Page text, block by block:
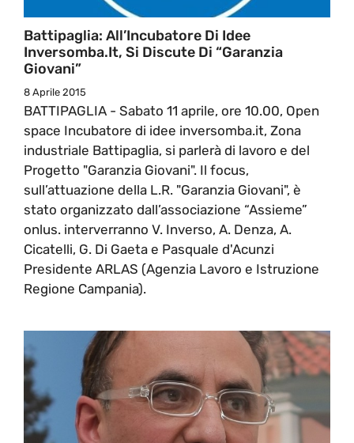
Battipaglia: All’Incubatore Di Idee
Inversomba.it, Si Discute Di “Garanzia
Giovani”
8 Aprile 2015
BATTIPAGLIA - Sabato 11 aprile, ore 10.00, Open
space Incubatore di idee inversomba.it, Zona
industriale Battipaglia, si parlerà di lavoro e del
Progetto "Garanzia Giovani". Il focus,
sull’attuazione della L.R. "Garanzia Giovani", è
stato organizzato dall’associazione “Assieme”
onlus. interverranno V. Inverso, A. Denza, A.
Cicatelli, G. Di Gaeta e Pasquale d'Acunzi
Presidente ARLAS (Agenzia Lavoro e Istruzione
Regione Campania).